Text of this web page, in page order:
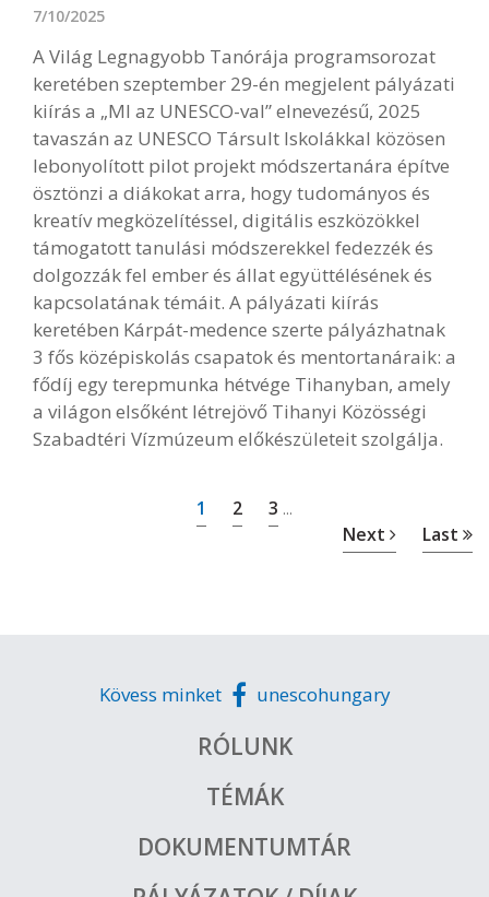
7/10/2025
A Világ Legnagyobb Tanórája programsorozat
keretében szeptember 29-én megjelent pályázati
kiírás a „MI az UNESCO-val” elnevezésű, 2025
tavaszán az UNESCO Társult Iskolákkal közösen
lebonyolított pilot projekt módszertanára építve
ösztönzi a diákokat arra, hogy tudományos és
kreatív megközelítéssel, digitális eszközökkel
támogatott tanulási módszerekkel fedezzék és
dolgozzák fel ember és állat együttélésének és
kapcsolatának témáit. A pályázati kiírás
keretében Kárpát-medence szerte pályázhatnak
3 fős középiskolás csapatok és mentortanáraik: a
fődíj egy terepmunka hétvége Tihanyban, amely
a világon elsőként létrejövő Tihanyi Közösségi
Szabadtéri Vízmúzeum előkészületeit szolgálja.
1 2 3 ...
Next Last
Kövess minket unescohungary
RÓLUNK
TÉMÁK
DOKUMENTUMTÁR